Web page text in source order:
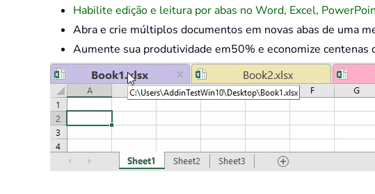
Habilite edição e leitura por abas no Word, Excel,
Abra e crie múltiplos documentos em novas abas de uma
Aumente sua produtividade em50% e economize centenas